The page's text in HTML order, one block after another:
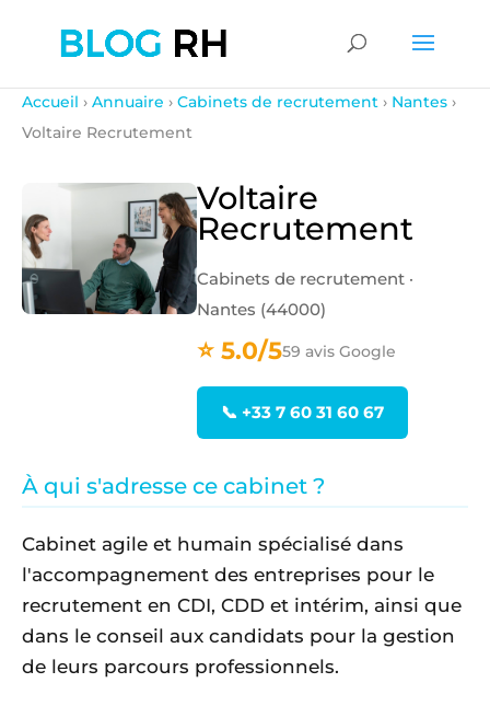
Accueil › Annuaire › Cabinets de recrutement › Nantes ›
Voltaire Recrutement
Voltaire
Recrutement
Cabinets de recrutement ·
Nantes (44000)
⭐ 5.0/559 avis Google
📞 +33 7 60 31 60 67
À qui s'adresse ce cabinet ?
Cabinet agile et humain spécialisé dans
l'accompagnement des entreprises pour le
recrutement en CDI, CDD et intérim, ainsi que
dans le conseil aux candidats pour la gestion
de leurs parcours professionnels.